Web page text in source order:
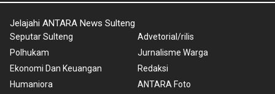
Jelajahi ANTARA News Sulteng
Seputar Sulteng
Polhukam
Ekonomi Dan Keuangan
Humaniora
Advetorial/rilis
Jurnalisme Warga
Redaksi
ANTARA Foto